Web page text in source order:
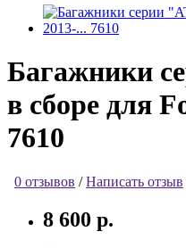
Багажники
в сборе для
7610
0 отзывов /Написать отзыв
8 600 р.